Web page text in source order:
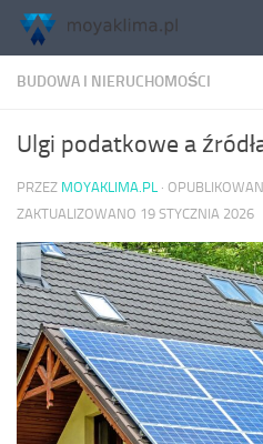
Skip to content
BUDOWA I NIERUCHOMOŚCI
Ulgi podatkowe a
PRZEZ MOYAKLIMA.PL ·
ZAKTUALIZOWANO 19 STYCZNIA 2026